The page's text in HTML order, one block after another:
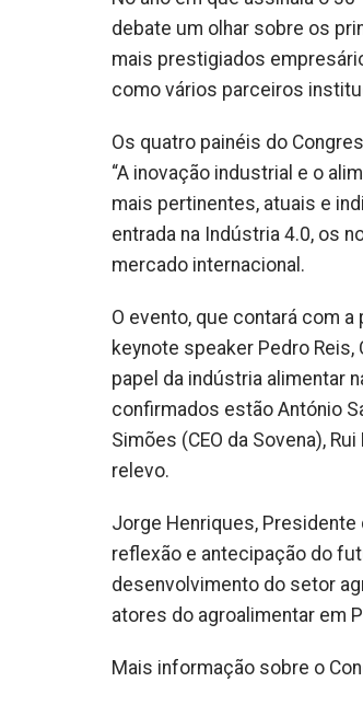
debate um olhar sobre os
mais prestigiados
como vários parceiros
Os quatro painéis do
“A inovação industrial e o
mais pertinentes, atuais e
entrada na Indústria 4.0, os
mercado internacional.
O evento, que contará com
keynote speaker Pedro Reis,
papel da indústria alimentar
confirmados estão António
Simões (CEO da Sovena),
relevo.
Jorge Henriques, Presidente
reflexão e antecipação do
desenvolvimento do setor
atores do agroalimentar em
Mais informação sobre o